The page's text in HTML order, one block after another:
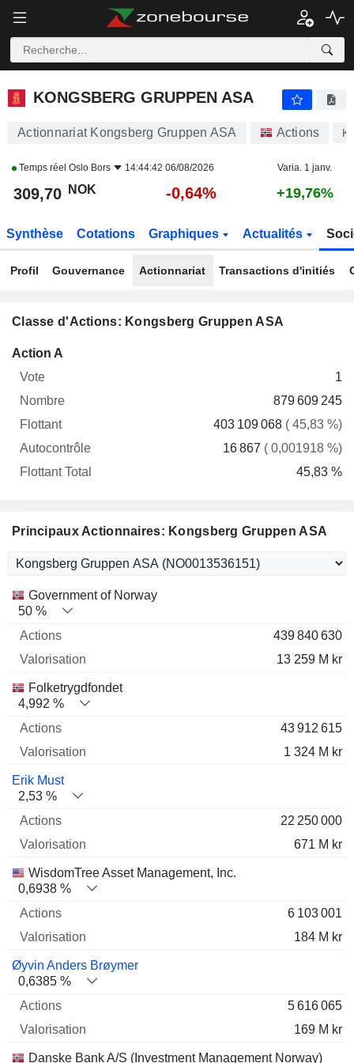
KONGSBERG GRUPPEN ASA
Actionnariat Kongsberg Gruppen ASA Actions
Temps réel Oslo Bors 14:44:42 06/08/2026 Varia. 1 janv.
309,70 NOK -0,64% +19,76%
Synthèse Cotations Graphiques Actualités
Profil Gouvernance Actionnariat Transactions d'initiés
Classe d'Actions: Kongsberg Gruppen ASA
Action A
1
879 609 245
403 109 068 ( 45,83 %)
16 867 ( 0,001918 %)
45,83 %
Principaux Actionnaires: Kongsberg Gruppen ASA
Nom Actions % Valorisation
Government of Norway
50 %
439 840 630
13 259 M kr
Folketrygdfondet
4,992 %
43 912 615
1 324 M kr
Erik Must
2,53 %
22 250 000
671 M kr
WisdomTree Asset Management, Inc.
0,6938 %
6 103 001
184 M kr
Øyvin Anders Brøymer
0,6385 %
5 616 065
169 M kr
Danske Bank A/S (Investment Management Norway)